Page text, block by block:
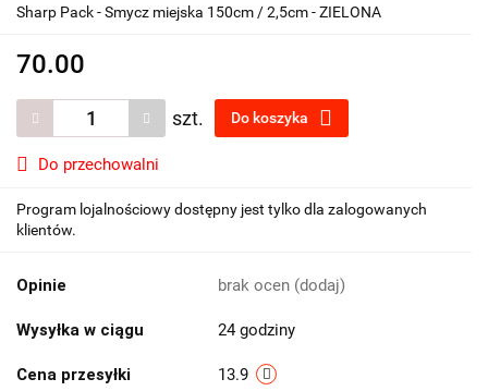
Sharp Pack - Smycz miejska 150cm / 2,5cm - ZIELONA
70.00
szt. Do koszyka
Do przechowalni
Program lojalnościowy dostępny jest tylko dla zalogowanych
klientów.
Opinie brak ocen (dodaj)
Wysyłka w ciągu 24 godziny
Cena przesyłki 13.9